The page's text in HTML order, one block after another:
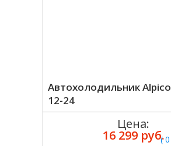
Автохолодильник
12-24
(
Цена:
16 299 руб.